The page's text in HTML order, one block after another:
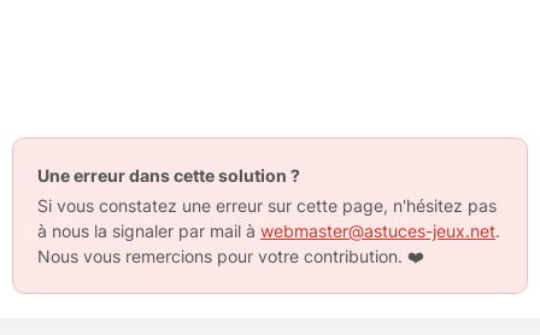
Une erreur dans cette solution ?
Si vous constatez une erreur sur cette page, n'hésitez pas
à nous la signaler par mail à webmaster@astuces-jeux.net.
Nous vous remercions pour votre contribution. ❤️